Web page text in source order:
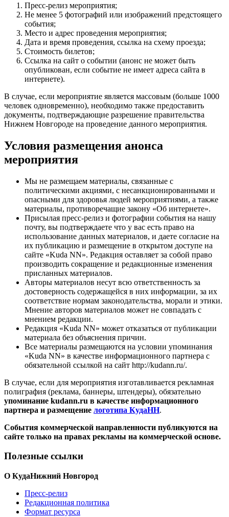
Пресс-релиз мероприятия;
Не менее 5 фотографий или изображений предстоящего
события;
Место и адрес проведения мероприятия;
Дата и время проведения, ссылка на схему проезда;
Стоимость билетов;
Ссылка на сайт о событии (анонс не может быть
опубликован, если событие не имеет адреса сайта в
интернете).
В случае, если мероприятие является массовым (больше 1000
человек одновременно), необходимо также предоставить
документы, подтверждающие разрешение правительства
Нижнем Новгороде на проведение данного мероприятия.
Условия размещения анонса
мероприятия
Мы не размещаем материалы, связанные с
политическими акциями, с несанкционированными и
опасными для здоровья людей мероприятиями, а также
материалы, противоречащие закону «Об интернете».
Присылая пресс-релиз и фотографии события на нашу
почту, вы подтверждаете что у вас есть право на
использование данных материалов, и даете согласие на
их публикацию и размещение в открытом доступе на
сайте «Kuda NN». Редакция оставляет за собой право
производить сокращение и редакционные изменения
присланных материалов.
Авторы материалов несут всю ответственность за
достоверность содержащейся в них информации, за их
соответствие нормам законодательства, морали и этики.
Мнение авторов материалов может не совпадать с
мнением редакции.
Редакция «Kuda NN» может отказаться от публикации
материала без объяснения причин.
Все материалы размещаются на условии упоминания
«Kuda NN» в качестве информационного партнера с
обязательной ссылкой на сайт http://kudann.ru/.
В случае, если для мероприятия изготавливается рекламная
полиграфия (реклама, баннеры, штендеры), обязательно
упоминание kudann.ru в качестве информационного
партнера и размещение логотипа КудаНН.
События коммерческой направленности публикуются на
сайте только на правах рекламы на коммерческой основе.
Полезные ссылки
О КудаНижний Новгород
Пресс-релиз
Редакционная политика
Формат ресурса